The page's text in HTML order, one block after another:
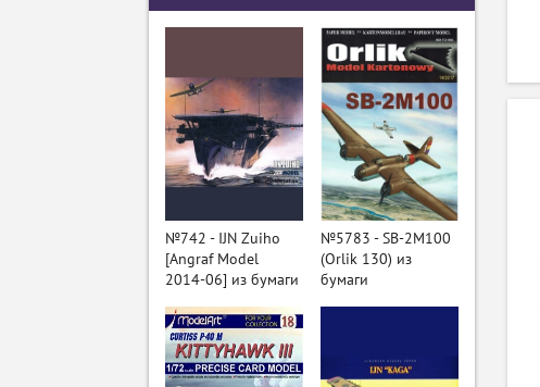
№742 - IJN Zuiho
[Angraf Model
2014-06] из бумаги
№5783 - SB-2M100
(Orlik 130) из
бумаги